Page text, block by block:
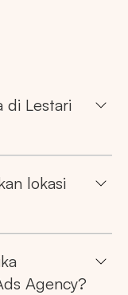
UTARA
JAWA BARAT
di Lestari
lokasi
Agency?